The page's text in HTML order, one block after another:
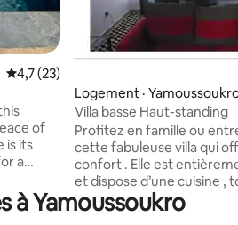
Note moyenne de 4,7 sur 5, 23
4,7 (23)
of
is its
a
With
Logement ·
Villa basse Haut-standing
Profitez en famille ou
cette fabuleuse villa qui offre charme et
confort . Elle est
et dispose d’une cuisine ,
équipée . Vous y trouverez
ustensiles et
à Yamoussoukro